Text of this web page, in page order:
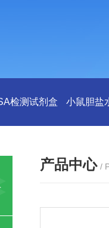
检测试剂盒 小鼠胆盐
产品中心 /